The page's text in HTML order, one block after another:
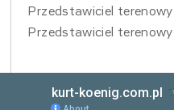
Przedstawiciel
Przedstawiciel